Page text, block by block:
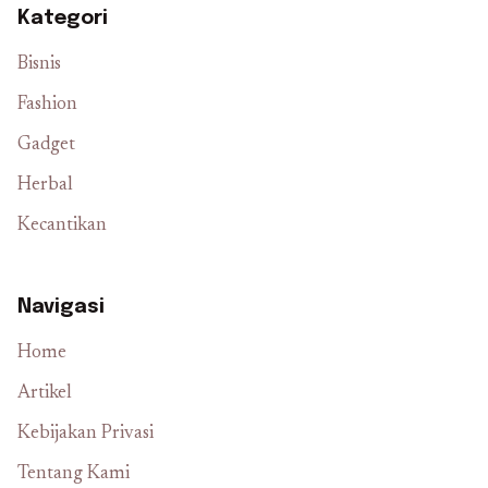
Kategori
Bisnis
Fashion
Gadget
Herbal
Kecantikan
Navigasi
Home
Artikel
Kebijakan Privasi
Tentang Kami